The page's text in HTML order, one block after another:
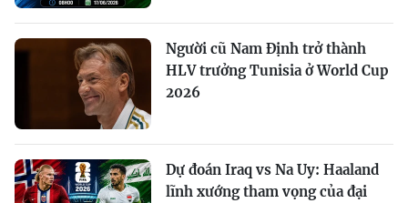
Người cũ Nam Định trở thành
HLV trưởng Tunisia ở World Cup
2026
Dự đoán Iraq vs Na Uy: Haaland
lĩnh xướng tham vọng của đại